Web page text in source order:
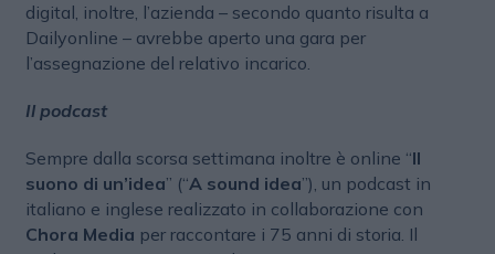
digital, inoltre, l’azienda – secondo quanto risulta a
Dailyonline – avrebbe aperto una gara per
l’assegnazione del relativo incarico.
Il podcast
Sempre dalla scorsa settimana inoltre è online “Il
suono di un’idea” (“A sound idea”), un podcast in
italiano e inglese realizzato in collaborazione con
Chora Media per raccontare i 75 anni di storia. Il